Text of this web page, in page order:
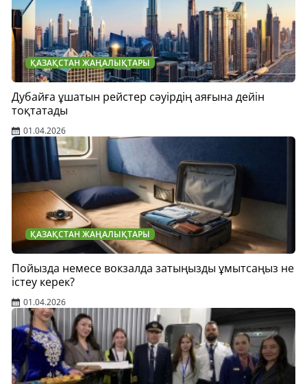
ҚАЗАҚСТАН ЖАҢАЛЫҚТАРЫ
Дубайға ұшатын рейстер сәуірдің аяғына дейін
тоқтатады
01.04.2026
ҚАЗАҚСТАН ЖАҢАЛЫҚТАРЫ
Пойызда немесе вокзалда затыңызды ұмытсаңыз не
істеу керек?
01.04.2026